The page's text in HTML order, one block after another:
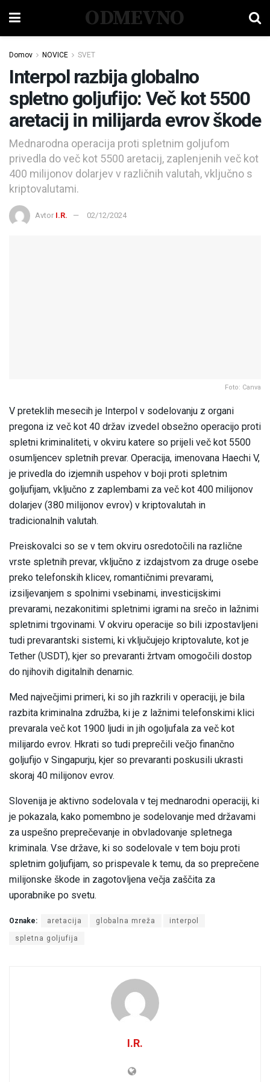
ODMEVNO
Domov NOVICE SVET
Interpol razbija globalno
spletno goljufijo: Več kot 5500
aretacij in milijarda evrov škode
Mednarodna operacija proti spletnim goljufom
privedla do več kot 5500 aretacij, zaplenjenih več kot
400 milijonov dolarjev v različnih valutah, vključno s
kriptovalutami.
Avtor I.R. 02/12/2024
Foto: Canva
V preteklih mesecih je Interpol v sodelovanju z organi
pregona iz več kot 40 držav izvedel obsežno operacijo proti
spletni kriminaliteti, v okviru katere so prijeli več kot 5500
osumljencev spletnih prevar. Operacija, imenovana Haechi V,
je privedla do izjemnih uspehov v boji proti spletnim
goljufijam, vključno z zaplembami za več kot 400 milijonov
dolarjev (380 milijonov evrov) v kriptovalutah in
tradicionalnih valutah.
Preiskovalci so se v tem okviru osredotočili na različne
vrste spletnih prevar, vključno z izdajstvom za druge osebe
preko telefonskih klicev, romantičnimi prevarami,
izsiljevanjem s spolnimi vsebinami, investicijskimi
prevarami, nezakonitimi spletnimi igrami na srečo in lažnimi
spletnimi trgovinami. V okviru operacije so bili izpostavljeni
tudi prevarantski sistemi, ki vključujejo kriptovalute, kot je
Tether (USDT), kjer so prevaranti žrtvam omogočili dostop
do njihovih digitalnih denarnic.
Med največjimi primeri, ki so jih razkrili v operaciji, je bila
razbita kriminalna združba, ki je z lažnimi telefonskimi klici
prevarala več kot 1900 ljudi in jih ogoljufala za več kot
milijardo evrov. Hkrati so tudi preprečili večjo finančno
goljufijo v Singapurju, kjer so prevaranti poskusili ukrasti
skoraj 40 milijonov evrov.
Slovenija je aktivno sodelovala v tej mednarodni operaciji, ki
je pokazala, kako pomembno je sodelovanje med državami
za uspešno preprečevanje in obvladovanje spletnega
kriminala. Vse države, ki so sodelovale v tem boju proti
spletnim goljufijam, so prispevale k temu, da so preprečene
milijonske škode in zagotovljena večja zaščita za
uporabnike po svetu.
Oznake: aretacija globalna mreža interpol
spletna goljufija
I.R.